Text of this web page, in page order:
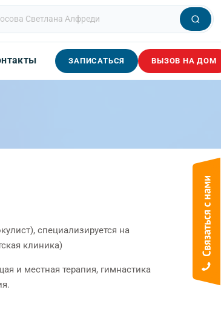
ЗАПИСАТЬСЯ ВЫЗОВ НА ДОМ
специализируется на
клиника)
и местная терапия, гимнастика